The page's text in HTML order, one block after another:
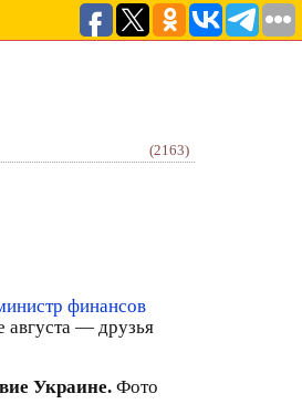
(2163)
финансов
августа — друзья
Украине. Фото